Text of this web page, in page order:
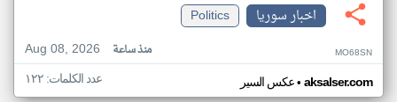
اخبار سوريا
Politics
Aug 08, 2026
منذ ساعة MO68SN
عكس السير• aksalser.com عدد الكلمات: ١٢٢